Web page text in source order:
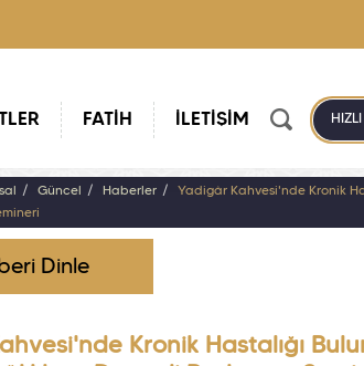
FATİH İLETİŞİM
Güncel Haberler
Yadigâr Kahvesi'nde Kronik
Dinle
Kronik Hastalığı